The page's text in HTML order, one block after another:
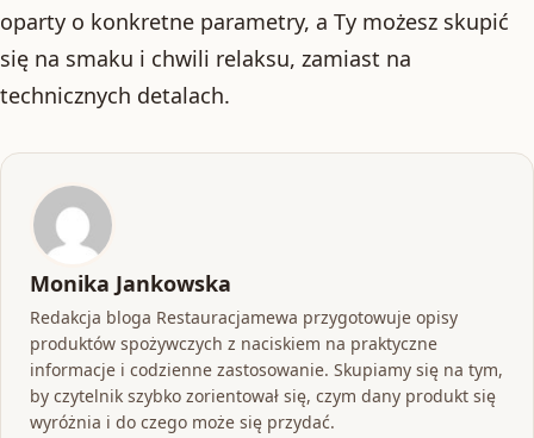
oparty o konkretne parametry, a Ty możesz skupić
się na smaku i chwili relaksu, zamiast na
technicznych detalach.
Monika Jankowska
Redakcja bloga Restauracjamewa przygotowuje opisy
produktów spożywczych z naciskiem na praktyczne
informacje i codzienne zastosowanie. Skupiamy się na tym,
by czytelnik szybko zorientował się, czym dany produkt się
wyróżnia i do czego może się przydać.